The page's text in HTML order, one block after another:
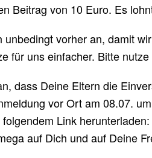
Beitrag von 10 Euro. Es
unbedingt vorher an, damit
für uns einfacher. Bitte
dass Deine Eltern die
vor Ort am 08.07.
Link herunterladen:
auf Dich und auf Deine